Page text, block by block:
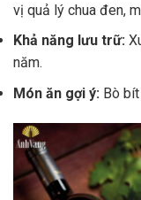
vị quả lý chua đen,
Khả năng lưu trữ:
năm.
Món ăn gợi ý: Bò